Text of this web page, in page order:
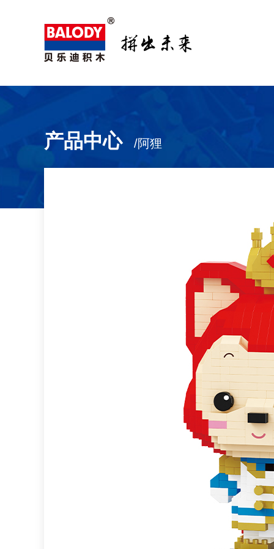
产品中心 /阿狸